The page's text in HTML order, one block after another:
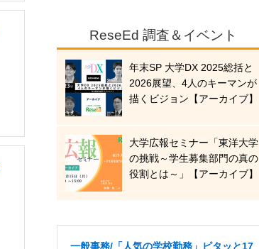
ReseEd 調査＆イベント
年末SP 大学DX 2025総括と
2026展望、4人のキーマンが
描くビジョン【アーカイブ】
大学広報セミナー「東洋大学
の挑戦～学生募集部門の真の
役割とは～」【アーカイブ】
一般事務/「人気の学校勤務」ピタッと17